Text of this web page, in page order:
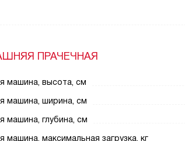
ПРАЧЕЧНАЯ
машина, высота, см
машина, ширина, см
машина, глубина, см
машина, максимальная загрузка, кг